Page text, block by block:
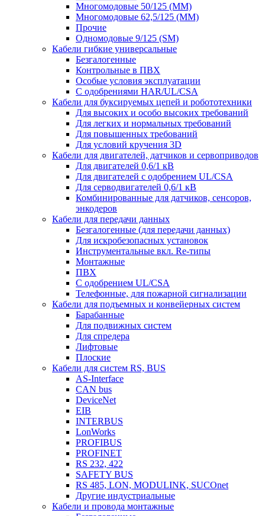
Многомодовые 50/125 (ММ)
Многомодовые 62,5/125 (ММ)
Прочие
Одномодовые 9/125 (SM)
Кабели гибкие универсальные
Безгалогенные
Контрольные в ПВХ
Особые условия эксплуатации
С одобрениями HAR/UL/CSA
Кабели для буксируемых цепей и робототехники
Для высоких и особо высоких требований
Для легких и нормальных требований
Для повышенных требований
Для условий кручения 3D
Кабели для двигателей, датчиков и сервоприводов
Для двигателей 0,6/1 кВ
Для двигателей с одобрением UL/CSA
Для серводвигателей 0,6/1 кВ
Комбинированные для датчиков, cенсоров,
энкодеров
Кабели для передачи данных
Безгалогенные (для передачи данных)
Для искробезопасных установок
Инструментальные вкл. Re-типы
Монтажные
ПВХ
С одобрением UL/CSA
Телефонные, для пожарной сигнализации
Кабели для подъемных и конвейерных систем
Барабанные
Для подвижных систем
Для спредера
Лифтовые
Плоские
Кабели для систем RS, BUS
AS-Interface
CAN bus
DeviceNet
EIB
INTERBUS
LonWorks
PROFIBUS
PROFINET
RS 232, 422
SAFETY BUS
RS 485, LON, MODULINK, SUCOnet
Другие индустриальные
Кабели и провода монтажные